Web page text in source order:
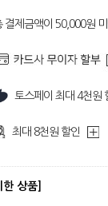
결제금액이 50,000원
토스페이 최대 4천원
최대 8천원 할인
상품]